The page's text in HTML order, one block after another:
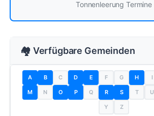
Tonnenleerung Termine
🏘️ Verfügbare Gemeinden
A B C D E F G H I
M N O P Q R S T U
Y Z